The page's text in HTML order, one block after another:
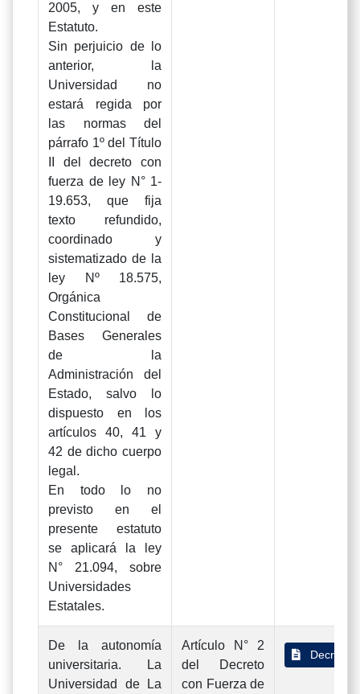
2005, y en este
Estatuto.
Sin perjuicio de lo
anterior, la
Universidad no
estará regida por
las normas del
párrafo 1º del Título
II del decreto con
fuerza de ley N° 1-
19.653, que fija
texto refundido,
coordinado y
sistematizado de la
ley Nº 18.575,
Orgánica
Constitucional de
Bases Generales
de la
Administración del
Estado, salvo lo
dispuesto en los
artículos 40, 41 y
42 de dicho cuerpo
legal.
En todo lo no
previsto en el
presente estatuto
se aplicará la ley
N° 21.094, sobre
Universidades
Estatales.
De la autonomía
universitaria. La
Universidad de La
Artículo N° 2
del Decreto
con Fuerza de
Decreto